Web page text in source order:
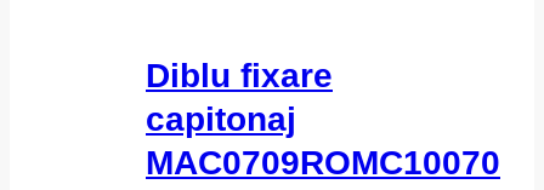
Diblu fixare
capitonaj
MAC0709ROMC10070